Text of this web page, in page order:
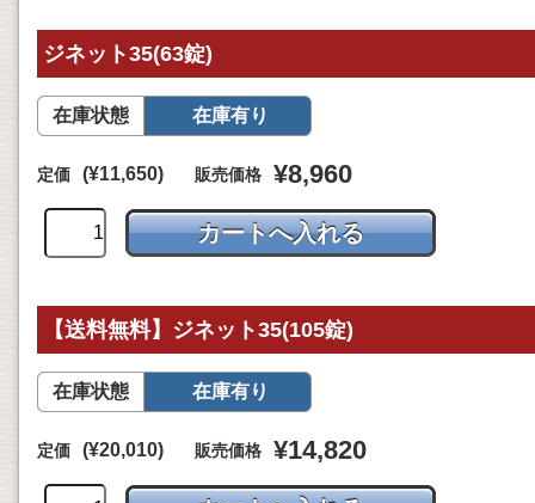
ジネット35(63錠)
在庫状態 在庫有り
定価 (¥11,650) 販売価格 ¥8,960
【送料無料】ジネット35(105錠)
在庫状態 在庫有り
定価 (¥20,010) 販売価格 ¥14,820